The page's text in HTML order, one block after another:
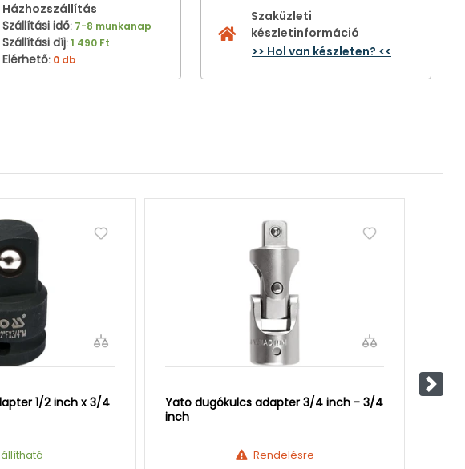
Házhozszállítás
Szállítási idő: 7-8 munkanap
Szállítási díj:1 490 Ft
Elérhető: 0 db
Szaküzleti
készletinformáció
>> Hol van készleten? <<
1/2 inch x 3/4
Yato dugókulcs adapter 3/4 inch - 3/4
inch
Rendelésre